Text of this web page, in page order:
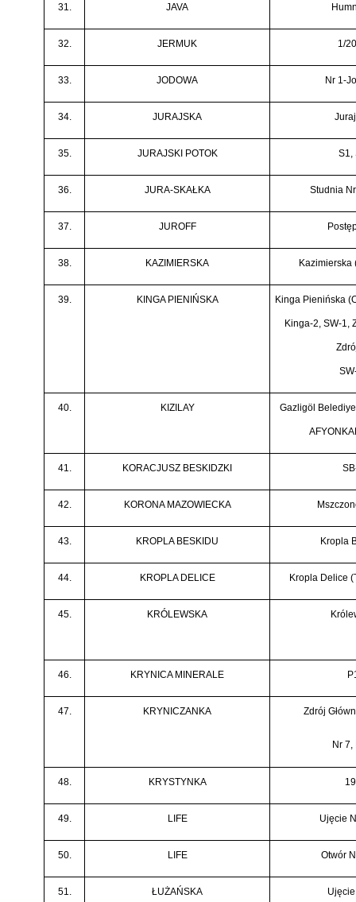
31. JAVA
32. JERMUK 1/
33. JODOWA Nr 1-
34. JURAJSKA
35. JURAJSKI POTOK S1,
36. JURA-SKAŁKA Studnia
37. JUROFF
38. KAZIMIERSKA Kazimierska
39. KINGA PIENIŃSKA Kinga Pienińska
Kinga-2, SW-1,
40. KIZILAY Gazligöl
41. KORACJUSZ BESKIDZKI
42. KORONA MAZOWIECKA
43. KROPLA BESKIDU Kropla
44. KROPLA DELICE Kropla Delice
45. KRÓLEWSKA
46. KRYNICA MINERALE
47. KRYNICZANKA Zdrój
Nr 7,
48. KRYSTYNKA
49. LIFE Ujęcie
50. LIFE Otwór
51. ŁUŻAŃSKA